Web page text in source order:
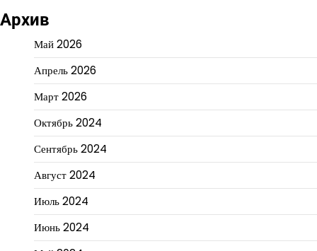
Архив
Май 2026
Апрель 2026
Март 2026
Октябрь 2024
Сентябрь 2024
Август 2024
Июль 2024
Июнь 2024